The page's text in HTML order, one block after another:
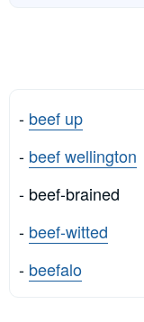
- beef up
- beef wellington
- beef-brained
- beef-witted
- beefalo